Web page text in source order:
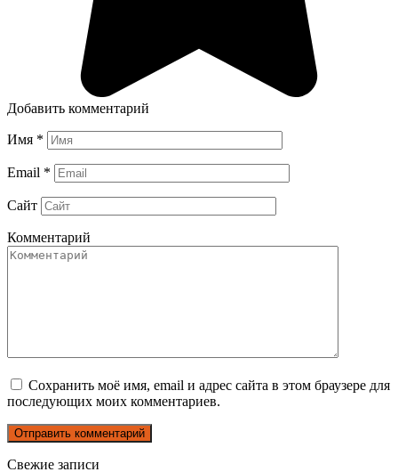
Добавить комментарий
Имя *
Email *
Сайт
Комментарий
Сохранить моё имя, email и адрес сайта в этом браузере для
последующих моих комментариев.
Свежие записи